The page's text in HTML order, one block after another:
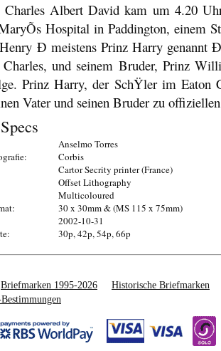
Albert David kam um 4.20
Hospital in Paddington, einem
Ð meistens Prinz Harry genannt
und seinem Bruder, Prinz
Prinz Harry, der SchŸler im Eaton
Vater und seinen Bruder zu
Anselmo Torres
Corbis
Cartor Secrity printer (France)
Offset Lithography
Multicoloured
30 x 30mm & (MS 115 x 75mm)
2002-10-31
30p, 42p, 54p, 66p
Briefmarken 1995-2026
Historische Briefmarken